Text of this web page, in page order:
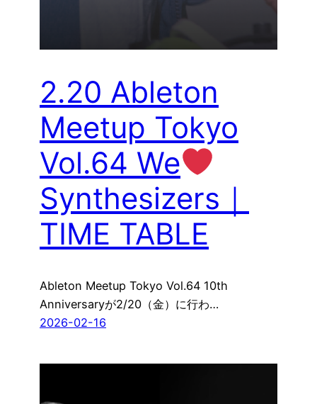
2.20 Ableton
Meetup Tokyo
Vol.64 We
Synthesizers｜
TIME TABLE
Ableton Meetup Tokyo Vol.64 10th
Anniversaryが2/20（金）に行わ…
2026-02-16